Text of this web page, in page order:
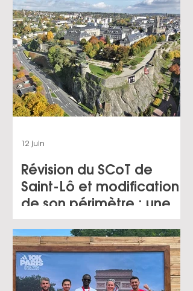
groupe scolaire
maternelle et
élémentaire au sein de
la ZAC du Fort, pour le
compte de la Ville
d’Aubervilliers (93)
Révision du SCoT de
Saint-Lô et modification
de son périmètre : une
démarche structurante
pour le territoire
12 juin